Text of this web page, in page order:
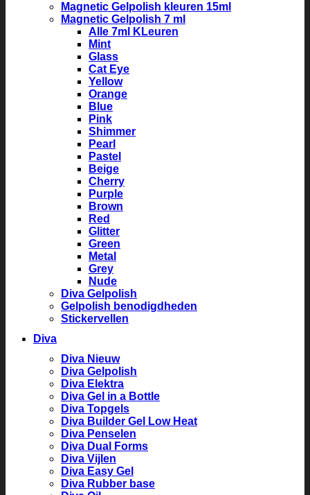
Magnetic Gelpolish kleuren 15ml
Magnetic Gelpolish 7 ml
Alle 7ml KLeuren
Mint
Glass
Cat Eye
Yellow
Orange
Blue
Pink
Shimmer
Pearl
Pastel
Beige
Cherry
Purple
Brown
Red
Glitter
Green
Metal
Grey
Nude
Diva Gelpolish
Gelpolish benodigdheden
Stickervellen
Diva
Diva Nieuw
Diva Gelpolish
Diva Elektra
Diva Gel in a Bottle
Diva Topgels
Diva Builder Gel Low Heat
Diva Penselen
Diva Dual Forms
Diva Vijlen
Diva Easy Gel
Diva Rubber base